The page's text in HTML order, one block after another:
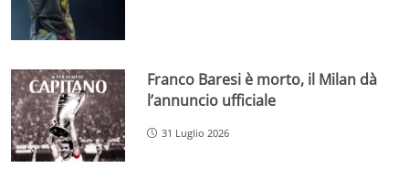
Franco Baresi è morto, il Milan dà
l’annuncio ufficiale
31 Luglio 2026